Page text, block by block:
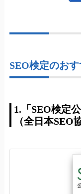
SEO検定のお
1.「SEO検定
（全日本SEO